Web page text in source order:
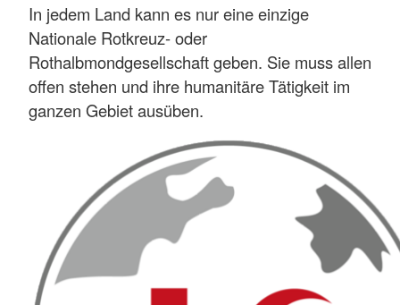
In jedem Land kann es nur eine einzige
Nationale Rotkreuz- oder
Rothalbmondgesellschaft geben. Sie muss allen
offen stehen und ihre humanitäre Tätigkeit im
ganzen Gebiet ausüben.